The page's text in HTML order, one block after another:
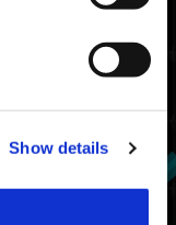
Show details
이트 2 배포일 변
PlayStation®5